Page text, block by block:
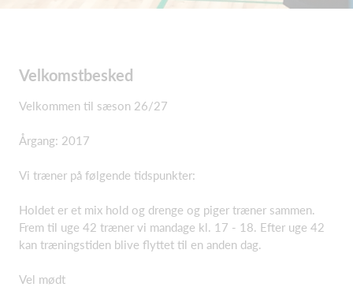
Velkomstbesked
Velkommen til sæson 26/27
Årgang: 2017
Vi træner på følgende tidspunkter:
Holdet er et mix hold og drenge og piger træner sammen.
Frem til uge 42 træner vi mandage kl. 17 - 18. Efter uge 42
kan træningstiden blive flyttet til en anden dag.
Vel mødt